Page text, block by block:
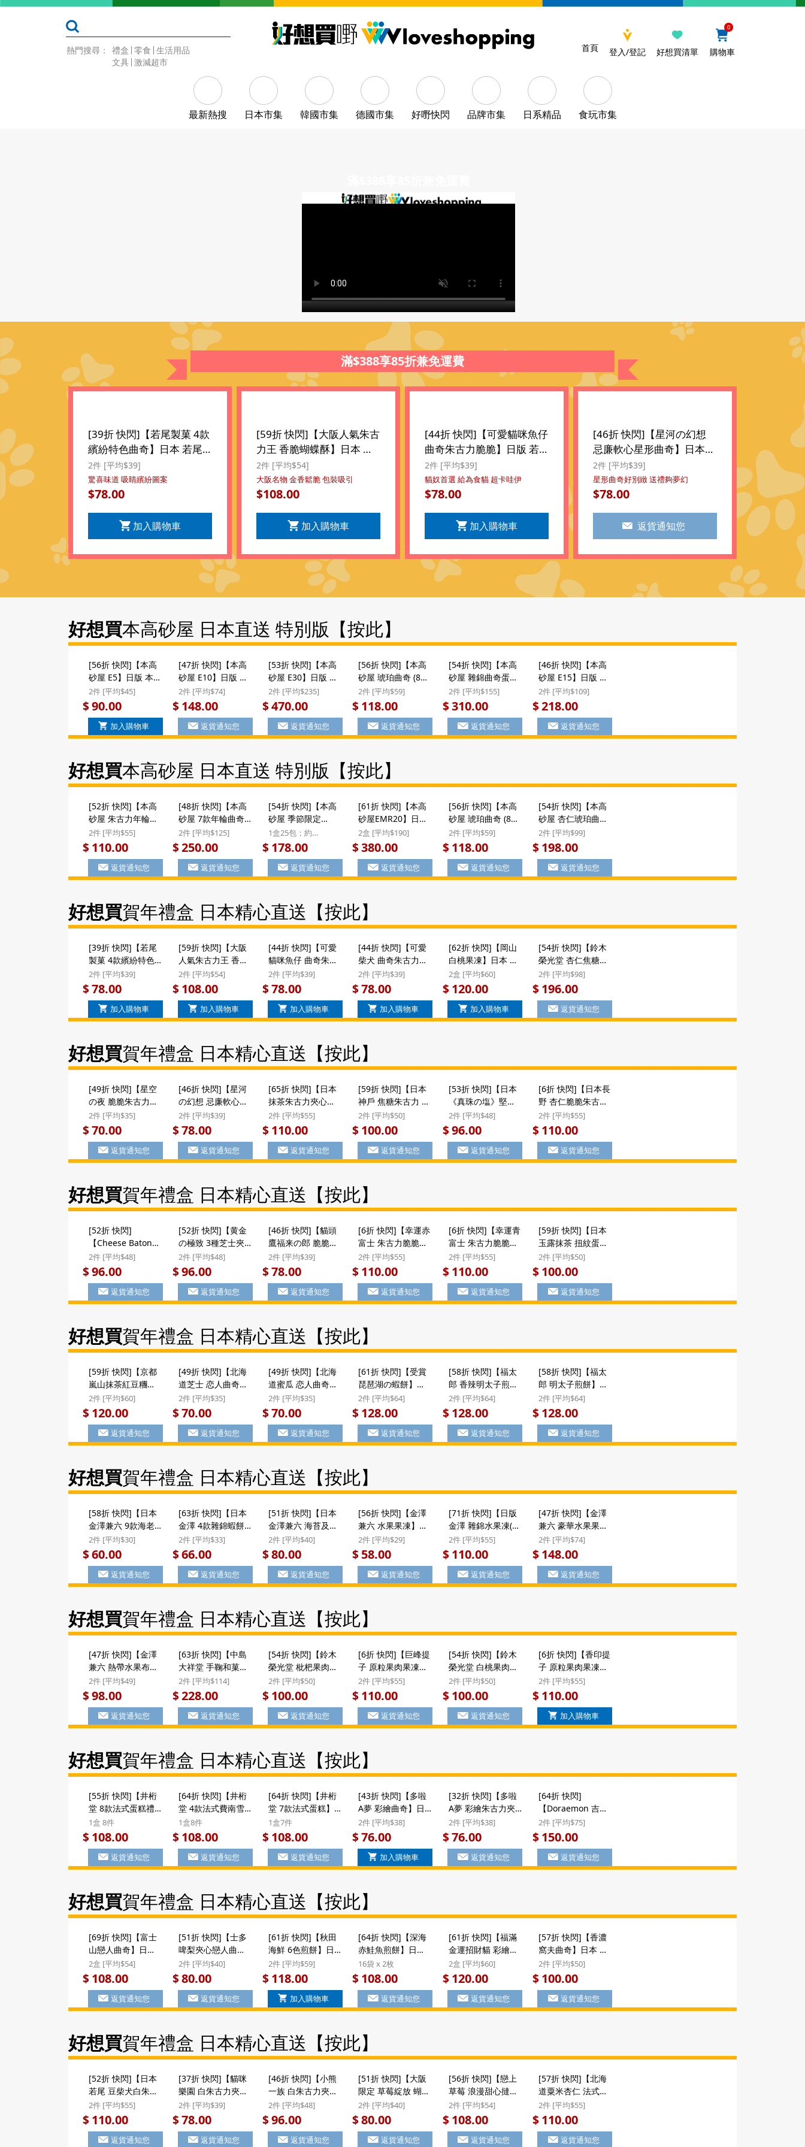
熱門搜尋： 禮盒 零食 生活用品
文具 激減超市
首頁 登入/登記 好想買清單
0
購物車
最新熱搜 日本市集 韓國市集 德國市集 好嘢快閃 品牌市集 日系精品 食玩市集
滿$388享85折兼免運費
[39折 快閃]【若尾製菓 4款
繽紛特色曲奇】日本 若尾
製菓 4款繽紛 伯爵茶 橘子
橙 特色味道曲奇禮盒 (15件
裝) ($78/2件)
2件 [平均$39]
驚喜味道 吸睛繽紛圖案
$78.00
加入購物車
[59折 快閃]【大阪人氣朱古
力王 香脆蝴蝶酥】日本 鈴
木榮光堂 大阪人氣朱古力
王 香脆蝴蝶酥餅禮盒 (17
件) ($108/2件)
2件 [平均$54]
大阪名物 金香鬆脆 包裝吸引
$108.00
加入購物車
[44折 快閃]【可愛貓咪魚仔
曲奇朱古力脆脆】日版 若
尾製菓 貓咪睡覺魚仔托托
枕 大塊造型曲奇 朱古力脆
脆 套裝禮盒 (8件裝) ($78/2
2件 [平均$39]
貓奴首選 給為食貓 超卡哇伊
$78.00
加入購物車
[46折 快閃]【星河の幻想
忌廉軟心星形曲奇】日本
豊上製菓 星河の幻想 忌廉
軟心星形曲奇禮盒 (12件裝)
($78/2件)
2件 [平均$39]
星形曲奇好別緻 送禮夠夢幻
$78.00
返貨通知您
好想買本高砂屋 日本直送 特別版【按此】
[56折 快閃]【本高
砂屋 E5】日版 本高
砂屋 雜錦薄脆曲奇
蛋卷禮盒 (8包) E5
($90/2件)
2件 [平均$45]
$90.00
加入購物車
[47折 快閃]【本高
砂屋 E10】日版 本
高砂屋 雜錦薄脆曲
奇蛋卷 (16包) E10
($148/2件)
2件 [平均$74]
$148.00
返貨通知您
[53折 快閃]【本高
砂屋 E30】日版 本
高砂屋 雜錦薄脆曲
奇蛋卷 (47包) 圓罐
裝 E30 ($470/2件)
2件 [平均$235]
$470.00
返貨通知您
[56折 快閃]【本高
砂屋 琥珀曲奇 (8
包)】日版 本高砂屋
琥珀曲奇 杏仁薄脆
禮盒 (8包) (912)
($118/2件) #聖誕新
年禮盒
2件 [平均$59]
$118.00
返貨通知您
[54折 快閃]【本高
砂屋 雜錦曲奇蛋卷
(E20)】日版 本高砂
屋 4款雜錦 薄脆曲
奇蛋卷禮盒 (32包)
E20 (276) ($310/2
件) #聖誕新年禮盒
2件 [平均$155]
$310.00
返貨通知您
[46折 快閃]【本高
砂屋 E15】日版 本
高砂屋 雜錦薄脆曲
奇蛋卷禮盒 (24包)
E15 ($218/2件)
2件 [平均$109]
$218.00
返貨通知您
好想買本高砂屋 日本直送 特別版【按此】
[52折 快閃]【本高
砂屋 朱古力年輪曲
奇 H5】日版 本高
砂屋 季節限定
Écorse 2款朱古力
外層 年輪曲奇 薄脆
蛋卷禮盒 (1盒10件)
件)
2件 [平均$55]
$110.00
返貨通知您
[48折 快閃]【本高
砂屋 7款年輪曲奇
(EHS15)】日版 本
高砂屋 季節限定 朱
古力外層 雜錦薄脆
曲奇蛋卷 名貴禮盒
(28件) EHS15
年禮盒
2件 [平均$125]
$250.00
返貨通知您
[54折 快閃]【本高
砂屋 季節限定
AL20】日版 本高砂
屋 季節限定 朱古力
外層 雜錦薄脆曲奇
蛋卷 名貴禮盒 (25
包) AL20 #新年禮
1盒25包；約
22.5x32x3.8cm
$178.00
返貨通知您
[61折 快閃]【本高
砂屋EMR20】日版
本高砂屋 雜錦薄脆
曲奇蛋卷禮盒 (21
包) EMR20 ($308/2
盒)
2盒 [平均$190]
$380.00
返貨通知您
[56折 快閃]【本高
砂屋 琥珀曲奇 (8
包)】日版 本高砂屋
琥珀曲奇 杏仁薄脆
禮盒 (8包) (912)
($118/2件) #聖誕新
年禮盒
2件 [平均$59]
$ 118.00
返貨通知您
[54折 快閃]【本高
砂屋 杏仁琥珀曲
奇】日版 本高砂屋
琥珀曲奇 杏仁薄脆
禮盒 (14包)
($198/2件)
2件 [平均$99]
$ 198.00
返貨通知您
好想買賀年禮盒 日本精心直送【按此】
[39折 快閃]【若尾
製菓 4款繽紛特色
曲奇】日本 若尾製
菓 4款繽紛 伯爵茶
橘子橙 特色味道曲
奇禮盒 (15件裝)
($78/2件)
2件 [平均$39]
$78.00
加入購物車
[59折 快閃]【大阪
人氣朱古力王 香脆
蝴蝶酥】日本 鈴木
榮光堂 大阪人氣朱
古力王 香脆蝴蝶酥
餅禮盒 (17件)
($108/2件)
2件 [平均$54]
$108.00
加入購物車
[44折 快閃]【可愛
貓咪魚仔 曲奇朱古
力脆脆】日版 若尾
製菓 貓咪睡覺魚仔
托托枕 大塊造型曲
奇 朱古力脆脆 套裝
禮盒 (8件裝) ($78/2
2件 [平均$39]
$78.00
加入購物車
[44折 快閃]【可愛
柴犬 曲奇朱古力脆
脆】日版 若尾製菓
柴犬散步遇上骨頭
大塊造型曲奇 朱古
力脆脆 套裝禮盒 (8
件裝) ($78/2件)
2件 [平均$39]
$78.00
加入購物車
[62折 快閃]【岡山
白桃果凍】日本 坂
本製菓 岡山縣白桃
果汁果凍啫喱 特色
禮盒 (6件裝)
($120/2盒) #新年禮
物
2盒 [平均$60]
$ 120.00
加入購物車
[54折 快閃]【鈴木
榮光堂 杏仁焦糖法
式佛羅倫丁】日本
鈴木榮光堂 杏仁焦
糖雙味 佛羅倫丁船
型薄脆工藝甜點 豪
華大禮盒 (20件)
2件 [平均$98]
$ 196.00
返貨通知您
好想買賀年禮盒 日本精心直送【按此】
[49折 快閃]【星空
の夜 脆脆朱古力】
日本 豊上製菓 星空
の夜 脆脆朱古力波
精緻星形禮盒 (8件
裝) ($70/2件)
2件 [平均$35]
$70.00
返貨通知您
[46折 快閃]【星河
の幻想 忌廉軟心星
形曲奇】日本 豊上
製菓 星河の幻想 忌
廉軟心星形曲奇禮
盒 (12件裝) ($78/2
件)
2件 [平均$39]
$78.00
返貨通知您
[65折 快閃]【日本
抹茶朱古力夾心曲
奇】日本 豊上製菓
抹茶朱古力忌廉夾
心曲奇禮盒 (15件
裝) ($110/2件)
2件 [平均$55]
$110.00
返貨通知您
[59折 快閃]【日本
神戶 焦糖朱古力 千
層蝴蝶酥】日本 前
田製菓 神戶 焦糖朱
古力 香脆千層蝴蝶
酥餅 禮盒 (1盒14
件) (990) ($100/2
2件 [平均$50]
$100.00
返貨通知您
[53折 快閃]【日本
《真珠の塩》堅果
焦糖真珠鹽 佛羅倫
丁】日本 前田製菓
《真珠の塩》杏仁
花生焦糖真珠鹽 佛
羅倫丁薄脆曲奇禮
2件 [平均$48]
$96.00
返貨通知您
[6折 快閃]【日本長
野 杏仁脆脆朱古力
曲奇】日本 豐上製
菓 長野名物 杏仁脆
脆 朱古力脆皮 泡芙
穀物鬆化食感 工藝
曲奇餅乾 禮盒 10件
2件 [平均$55]
$ 110.00
返貨通知您
好想買賀年禮盒 日本精心直送【按此】
[52折 快閃]
【Cheese Baton
濃郁奢華芝士蛋
卷】日本 豐上製菓
Cheese Baton 多
種芝士混合 濃郁奢
華 西洋工藝蛋卷 禮
2件 [平均$48]
$96.00
返貨通知您
[52折 快閃]【黄金
の極致 3種芝士夾
心 貓舌曲奇】日本
若尾製菓 黄金の極
致 3種芝士混合夾
心 貓舌餅工藝曲奇
禮盒 10件裝 ($96/2
2件 [平均$48]
$96.00
返貨通知您
[46折 快閃]【貓頭
鷹福来の郎 脆脆朱
古力】日本 豊上製
菓 貓頭鷹福来の郎
精緻造型黑白脆脆
朱古力 特色禮盒 (8
件裝) ($78/2件)
2件 [平均$39]
$78.00
返貨通知您
[6折 快閃]【幸運赤
富士 朱古力脆脆】
日本 豊上製菓 富士
山 赤富士 2款朱古
力脆脆 士多啤梨草
莓及牛奶朱古力 富
士山形禮盒 (1盒12
件) #聖誕新年禮盒
2件 [平均$55]
$110.00
返貨通知您
[6折 快閃]【幸運青
富士 朱古力脆脆】
日本 豊上製菓 富士
山 青富士 2款朱古
力脆脆 白朱古力及
牛奶朱古力 富士山
形禮盒 (1盒12件)
2件 [平均$55]
$ 110.00
返貨通知您
[59折 快閃]【日本
玉露抹茶 扭紋蛋
捲】日本 鈴木榮光
堂 静岡日和 玉露抹
茶 扭紋奇脆蛋捲禮
盒 (14件裝)
($100/2件)
2件 [平均$50]
$ 100.00
返貨通知您
好想買賀年禮盒 日本精心直送【按此】
[59折 快閃]【京都
嵐山抹茶紅豆糰子
串】日本 鈴木榮光
堂 京嵯峨寶樂庵 京
都嵐山抹茶紅豆糰
子串 禮盒 10串裝
($120/2件) #聖誕新
2件 [平均$60]
$120.00
返貨通知您
[49折 快閃]【北海
道芝士 恋人曲奇】
日本 前田製菓 北海
道Espoir 芝士口味
香脆恋人曲奇禮盒
(16件裝) ($70/2件)
2件 [平均$35]
$70.00
返貨通知您
[49折 快閃]【北海
道蜜瓜 恋人曲奇】
日本 前田製菓 北海
道Espoir 蜜瓜口味
香脆恋人曲奇禮盒
(16件裝) ($70/2件)
2件 [平均$35]
$70.00
返貨通知您
[61折 快閃]【受賞
琵琶湖の蝦餅】日
本 鈴木榮光堂 滋賀
寶 名譽總裁賞受賞
琵琶湖の蝦餅 禮盒
16件裝 ($128/2件)
#聖誕新年禮盒
2件 [平均$64]
$128.00
返貨通知您
[58折 快閃]【福太
郎 香辣明太子煎
餅】日本 福太郎
《め》香辣惹味 明
太子煎餅禮盒 (8袋)
($128/2件) #聖誕新
年禮盒
2件 [平均$64]
$ 128.00
返貨通知您
[58折 快閃]【福太
郎 明太子煎餅】日
本 福太郎《め》蛋
黃醬香 明太子煎餅
禮盒 (8袋) ($128/2
件)
2件 [平均$64]
$ 128.00
返貨通知您
好想買賀年禮盒 日本精心直送【按此】
[58折 快閃]【日本
金澤兼六 9款海老
蝦餅】日版 金澤兼
六製菓 9款海老煎
蝦餅 手提禮盒 80g
($60/2件)
2件 [平均$30]
$60.00
返貨通知您
[63折 快閃]【日本
金澤 4款雜錦蝦餅
煎餅】日版 金澤兼
六製菓 4款雜錦蝦
餅煎餅 手提禮盒 10
件裝 ($66/2件) #聖
誕新年禮盒
2件 [平均$33]
$66.00
返貨通知您
[51折 快閃]【日本
金澤兼六 海苔及咖
喱蝦餅】日版 金澤
兼六製菓 海苔及咖
喱蝦餅 禮盒 8件裝
($80/2件)
2件 [平均$40]
$80.00
返貨通知您
[56折 快閃]【金澤
兼六 水果果凍】日
版 金澤兼六製菓 果
凍啫喱 雜錦水果 便
攜手抽禮盒 (1盒 6
個) ($58/2件)
2件 [平均$29]
$58.00
返貨通知您
[71折 快閃]【日版
金澤 雜錦水果凍(8
個)】日版 金澤兼六
製菓 果凍啫喱 雜錦
水果 禮盒 (1盒8個)
($110/2件) #聖誕新
年禮盒
2件 [平均$55]
$ 110.00
返貨通知您
[47折 快閃]【金澤
兼六 豪華水果果
凍】日版 金澤兼六
製菓 果凍啫喱 雜錦
水果 豪華大禮盒 (1
盒15個) ($148/2件)
#聖誕新年禮盒
2件 [平均$74]
$ 148.00
返貨通知您
好想買賀年禮盒 日本精心直送【按此】
[47折 快閃]【金澤
兼六 熱帶水果布
甸】日版 金澤兼六
製菓 布甸果凍啫喱
熱帶風情水果 大禮
盒 (1盒10個)
($98/2件) #聖誕新
2件 [平均$49]
$98.00
返貨通知您
[63折 快閃]【中島
大祥堂 手鞠和菓子
禮盒】日本 中島大
祥堂《手鞠》季節
限定 百年菓と果 雜
錦和菓子禮盒 10件
裝 (104) ($228/2件)
2件 [平均$114]
$228.00
返貨通知您
[54折 快閃]【鈴木
榮光堂 枇杷果肉果
凍】日本 鈴木榮光
堂 枇杷 原粒果肉啫
喱果凍 名產店系列
禮盒 6件裝 ($100/2
件) #聖誕新年禮盒
2件 [平均$50]
$100.00
返貨通知您
[6折 快閃]【巨峰提
子 原粒果肉果凍】
日本 鈴木榮光堂 巨
峰提子 原粒果肉啫
喱果凍 名產店系列
禮盒 6件裝 ($110/2
件)
2件 [平均$55]
$110.00
返貨通知您
[54折 快閃]【鈴木
榮光堂 白桃果肉果
凍】日本 鈴木榮光
堂 白桃 原粒果肉啫
喱果凍 名產店系列
禮盒 6件裝 ($100/2
件) #聖誕新年禮盒
2件 [平均$50]
$ 100.00
返貨通知您
[6折 快閃]【香印提
子 原粒果肉果凍】
日本 谷口物産 香印
提子 原粒果肉啫喱
果凍 禮盒 6件裝
($110/2件)
2件 [平均$55]
$ 110.00
加入購物車
好想買賀年禮盒 日本精心直送【按此】
[55折 快閃]【井桁
堂 8款法式蛋糕禮
盒】日本 井桁堂 工
藝級自家研磨 8款
口味 法式蛋糕禮盒
(8件裝) #新年禮物
1盒 8件
$108.00
返貨通知您
[64折 快閃]【井桁
堂 4款法式費南雪
蛋糕】日本 井桁堂
《Gateau
Peurepos》4款
Financier法式費南
雪蛋糕餡餅 禮盒 (1
1盒8件
$108.00
返貨通知您
[64折 快閃]【井桁
堂 7款法式蛋糕】
日本 井桁堂
《Elegant》7款雜
錦法式蛋糕 工藝級
自家研磨杏仁製 禮
盒 (1盒7件) #新年
1盒7件
$108.00
返貨通知您
[43折 快閃]【多啦
A夢 彩繪曲奇】日
本 永井製菓 多啦A
夢 叮噹 精緻彩繪
不同神態 曲奇禮盒
(12枚) ($76/2件)
2件 [平均$38]
$76.00
加入購物車
[32折 快閃]【多啦
A夢 彩繪朱古力夾
心曲奇】日版 多啦
A夢 叮噹 日本限定
I'm Doraemon 彩
繪朱古力夾心曲奇
創意立體禮盒 (1盒
2件 [平均$38]
$76.00
返貨通知您
[64折 快閃]
【Doraemon 吉士
醬夾心蛋糕】日版
多啦A夢 叮噹 日本
限定 I'm
Doraemon 表情包
吉士醬夾心蛋糕 禮
2件 [平均$75]
$ 150.00
返貨通知您
好想買賀年禮盒 日本精心直送【按此】
[69折 快閃]【富士
山戀人曲奇】日本
前田製菓 富士山牛
奶夾心 戀人曲奇禮
盒 (10件) ($108/2
盒) #新年禮物
2盒 [平均$54]
$108.00
返貨通知您
[51折 快閃]【士多
啤梨夾心戀人曲
奇】日本 前田製菓
士多啤梨夾心 戀人
曲奇禮盒 (10件)
($80/2件)
2件 [平均$40]
$80.00
返貨通知您
[61折 快閃]【秋田
海鮮 6色煎餅】日
本 中浦製菓 秋田海
鮮特產 6種雜錦煎
餅禮盒 (12件)
($118/2件) #新年禮
物
2件 [平均$59]
$118.00
加入購物車
[64折 快閃]【深海
赤鮭魚煎餅】日本
中浦製菓 季節限定
深海鮮甜赤鮭魚 名
貴煎餅禮盒 (32枚)
#新年禮物
16袋 x 2枚
$108.00
返貨通知您
[61折 快閃]【福滿
金運招財貓 彩繪曲
奇】日本 金萬堂本
舗 福滿金運招財貓
彩繪檸檬白朱古力
夾心曲奇 豪華燙金
禮盒 (1盒10件)
2盒 [平均$60]
$ 120.00
返貨通知您
[57折 快閃]【香濃
窩夫曲奇】日本 斎
藤前田製菓 朱古力
及牛油原味 香濃烘
焙窩夫造型曲奇禮
盒 (18件) ($100/2
件) #聖誕新年禮盒
2件 [平均$50]
$ 100.00
返貨通知您
好想買賀年禮盒 日本精心直送【按此】
[52折 快閃]【日本
若尾 豆柴犬白朱古
力夾心曲奇】日本
若尾製菓 豆柴犬樂
園 可愛狗狗圖案造
型 白朱古力夾心曲
2件 [平均$55]
$110.00
返貨通知您
[37折 快閃]【貓咪
樂園 白朱古力夾心
曲奇】日本 若尾製
菓 貓咪樂園 萌萌貓
貓圖案造型 白朱古
力夾心曲奇 禮盒 8
2件 [平均$39]
$78.00
返貨通知您
[46折 快閃]【小熊
一族 白朱古力夾心
曲奇】日本 若尾製
菓 小熊一族 可愛熊
仔圖案造型 白朱古
力夾心曲奇 禮盒 8
2件 [平均$48]
$96.00
返貨通知您
[51折 快閃]【大阪
限定 草莓綻放 蝴蝶
酥】日本 豊上製菓
大阪限定 草莓綻放
士多啤梨 甜心蝴蝶
酥餅 禮盒 10件裝
2件 [平均$40]
$80.00
返貨通知您
[56折 快閃]【戀上
草莓 浪漫甜心撻】
日本 豊上製菓
Strawberry Heart
戀上草莓 士多啤梨
浪漫心形 朱古力忌
2件 [平均$54]
$ 108.00
返貨通知您
[57折 快閃]【北海
道粟米杏仁 法式佛
羅倫丁】日本 豊上
製菓 Hokkaido
Corn 北海道粟米杏
仁 法式佛羅倫丁脆
2件 [平均$55]
$ 110.00
返貨通知您